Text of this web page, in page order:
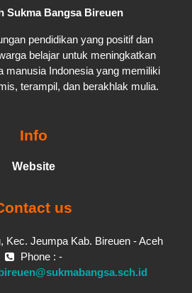
Sukma Bangsa Bireuen
pendidikan yang positif dan
belajar untuk meningkatkan
manusia Indonesia yang memiliki
terampil, dan berakhlak mulia.
Info
Website
us
Kec. Jeumpa Kab. Bireuen - Aceh
Phone : -